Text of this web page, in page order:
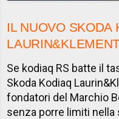
IL NUOVO SKODA
Se kodiaq RS batte il
Skoda Kodiaq
fondatori del Marchio
senza porre limiti